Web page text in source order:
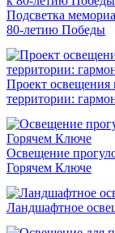
Подсветка
80-летию Победы
Проект освещения
территории:
Освещение
Горячем Ключе
Ландшафтное